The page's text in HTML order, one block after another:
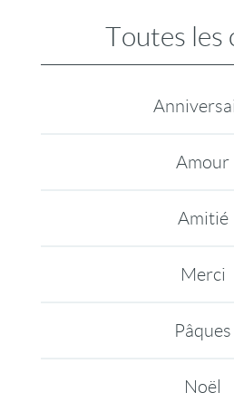
Toutes les
Amour
Amitié
Merci
Pâques
Noël